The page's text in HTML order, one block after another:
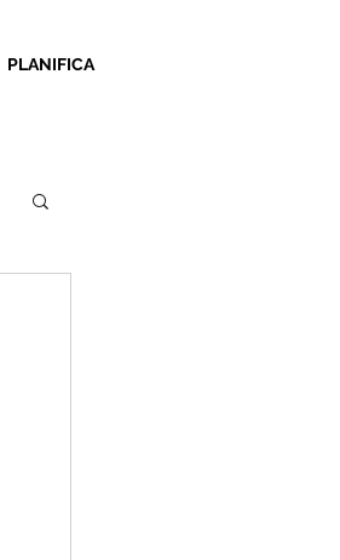
PLANIFICA